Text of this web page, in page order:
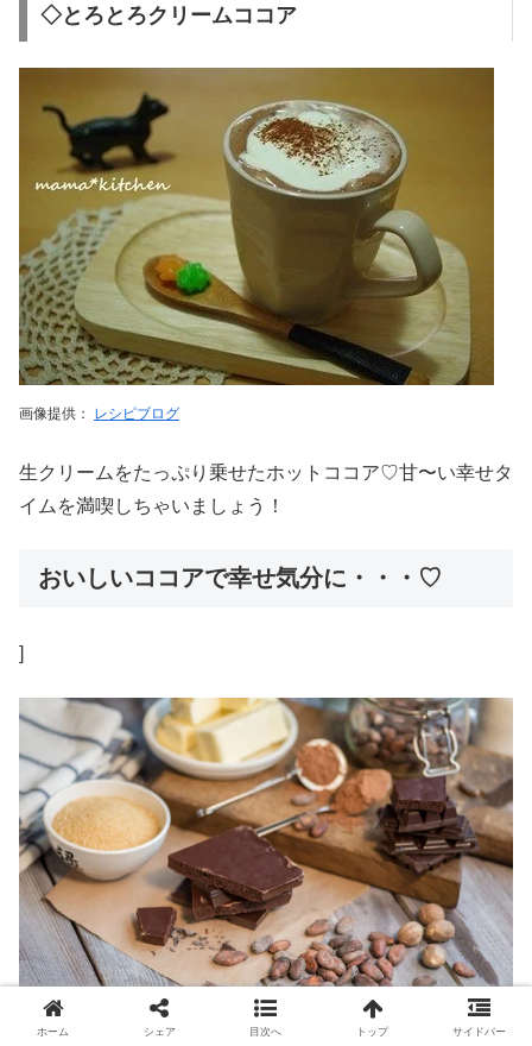
◇とろとろクリームココア
画像提供： レシピブログ
生クリームをたっぷり乗せたホットココア♡甘〜い幸せタ
イムを満喫しちゃいましょう！
おいしいココアで幸せ気分に・・・♡
]
ホーム シェア 目次へ トップ サイドバー